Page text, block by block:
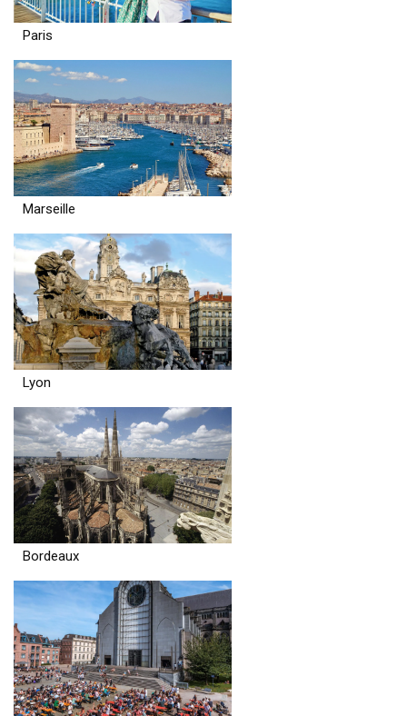
Paris
Marseille
Lyon
Bordeaux